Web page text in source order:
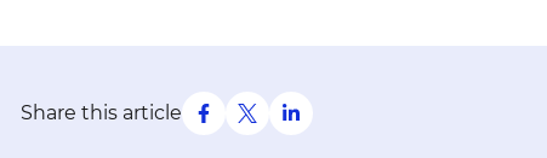
Share this article